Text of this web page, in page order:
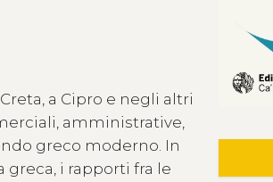
a Cipro e negli altri
amministrative,
greco moderno. In
i rapporti fra le